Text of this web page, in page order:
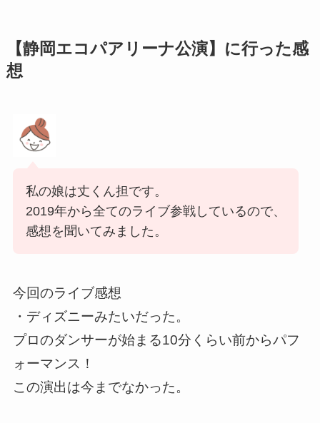
【静岡エコパアリーナ公演】に行った感
想
私の娘は丈くん担です。
2019年から全てのライブ参戦しているので、
感想を聞いてみました。
今回のライブ感想
・ディズニーみたいだった。
プロのダンサーが始まる10分くらい前からパフ
ォーマンス！
この演出は今までなかった。